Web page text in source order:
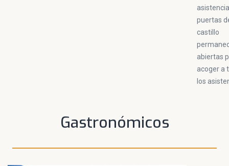
puertas
castillo
abiertas
acoger a
los
Gastronómicos